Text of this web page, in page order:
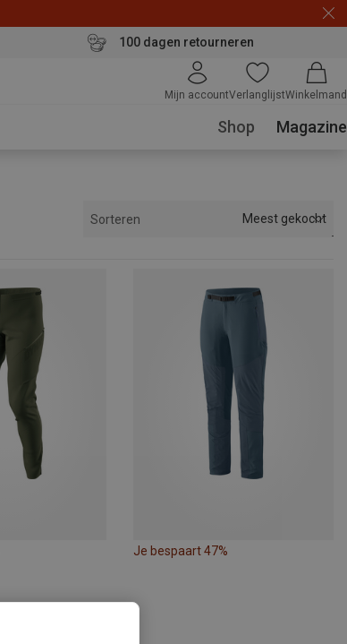
100 dagen retourneren
Mijn accountVerlanglijstWinkelmand
Shop Magazine
Sorteren Meest gekocht
Je bespaart 47%